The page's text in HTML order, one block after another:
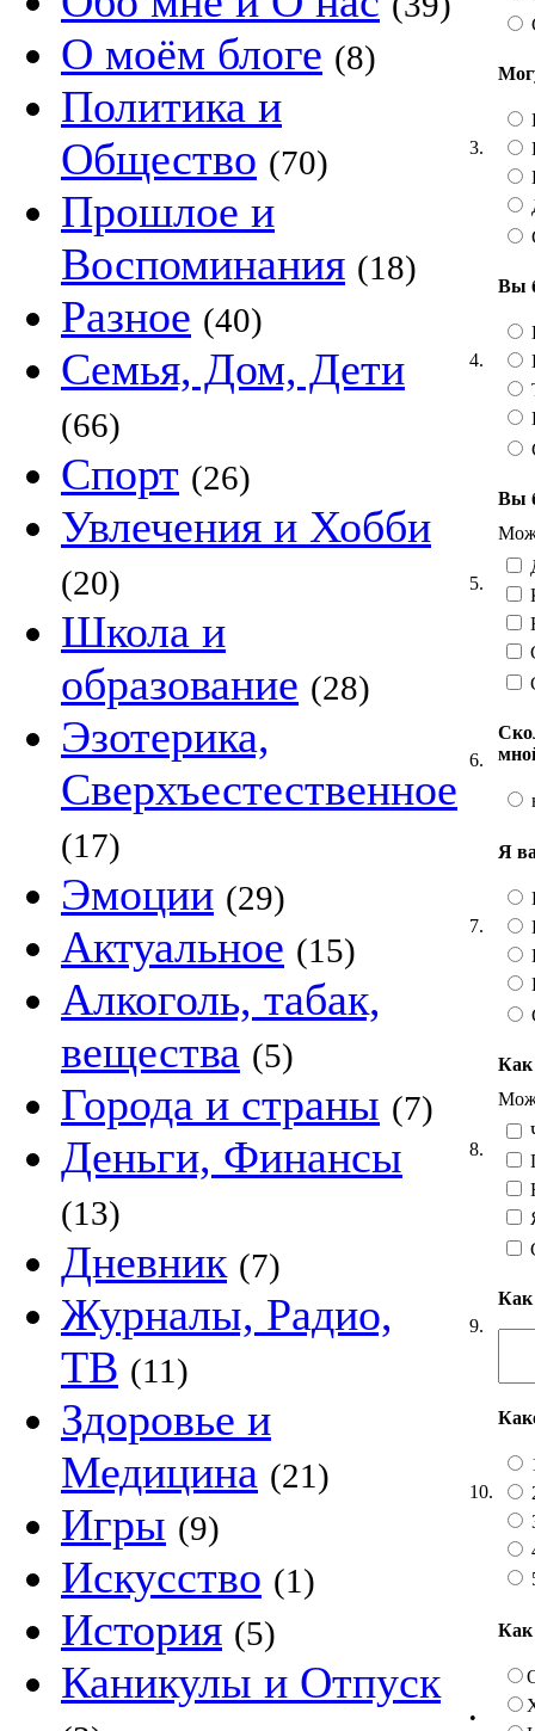
О моём блоге (8)
Политика и
Общество (70)
Прошлое и
Воспоминания (18)
Разное (40)
Семья, Дом, Дети
(66)
Спорт (26)
Увлечения и Хобби
(20)
Школа и
образование (28)
Эзотерика,
Сверхъестественное
(17)
Эмоции (29)
Актуальное (15)
Алкоголь, табак,
вещества (5)
Города и страны (7)
Деньги, Финансы
(13)
Дневник (7)
Журналы, Радио,
ТВ (11)
Здоровье и
Медицина (21)
Игры (9)
Искусство (1)
История (5)
Каникулы и Отпуск
3.
4.
Вы
5.
Вы
6.
7.
Я
8.
Как
9.
Как
10.
•
Как